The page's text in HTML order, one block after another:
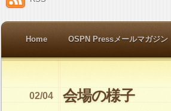
Home OSPN Pressメールマガジン
会場の様子
02/04